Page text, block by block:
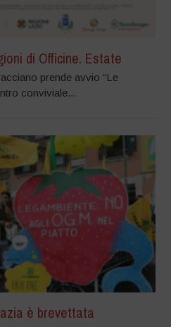
di Officine. Estate
prende avvio “Le
conviviale...
è brevettata